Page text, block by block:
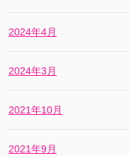
2024年4月
2024年3月
2021年10月
2021年9月